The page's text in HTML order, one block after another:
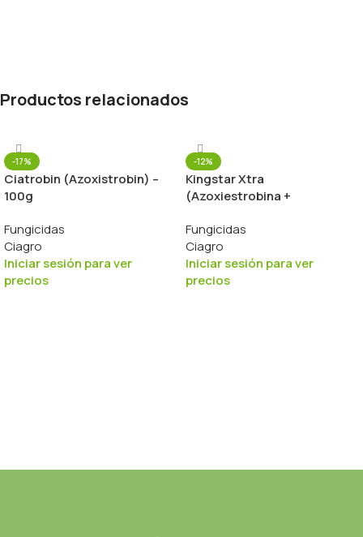
Productos relacionados
-17%
Ciatrobin (Azoxistrobin) –
100g
Fungicidas
Ciagro
Iniciar sesión para ver
precios
-12%
Kingstar Xtra
(Azoxiestrobina +
Fungicidas
Ciagro
Iniciar sesión para ver
precios